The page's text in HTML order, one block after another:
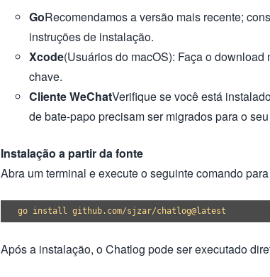
GoRecomendamos a versão mais recente;
instruções de instalação.
Xcode(Usuários do macOS): Faça o download
chave.
Cliente WeChatVerifique se você está
de bate-papo precisam ser migrados para o
Instalação a partir da fonte
Abra um terminal e execute o seguinte comando
Após a instalação, o Chatlog pode ser executado